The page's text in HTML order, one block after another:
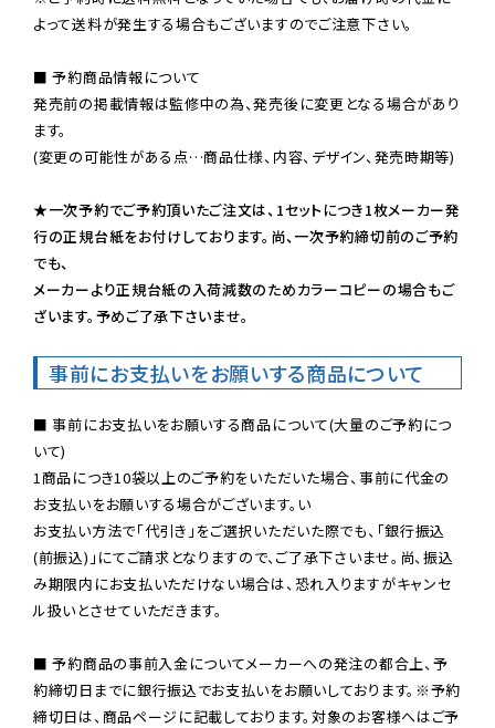
よって送料が発生する場合もございますのでご注意下さい。
■ 予約商品情報について
発売前の掲載情報は監修中の為、発売後に変更となる場合があり
ます。
(変更の可能性がある点…商品仕様、内容、デザイン、発売時期等)
★一次予約でご予約頂いたご注文は、1セットにつき1枚メーカー発
行の正規台紙をお付けしております。尚、一次予約締切前のご予約
でも、
メーカーより正規台紙の入荷減数のためカラーコピーの場合もご
ざいます。予めご了承下さいませ。
事前にお支払いをお願いする商品について
■ 事前にお支払いをお願いする商品について(大量のご予約につ
いて)
1商品につき10袋以上のご予約をいただいた場合、事前に代金の
お支払いをお願いする場合がございます。い
お支払い方法で「代引き」をご選択いただいた際でも、「銀行振込
(前振込)」にてご請求となりますので、ご了承下さいませ。尚、振込
み期限内にお支払いただけない場合は、恐れ入りますがキャンセ
ル扱いとさせていただきます。
■ 予約商品の事前入金についてメーカーへの発注の都合上、予
約締切日までに銀行振込でお支払いをお願いしております。※予約
締切日は、商品ページに記載しております。対象のお客様へはご予